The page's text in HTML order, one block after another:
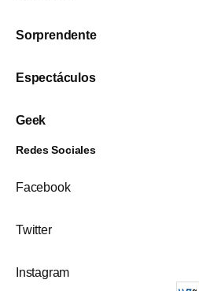
Sorprendente
Espectáculos
Geek
Redes Sociales
Facebook
Twitter
Instagram